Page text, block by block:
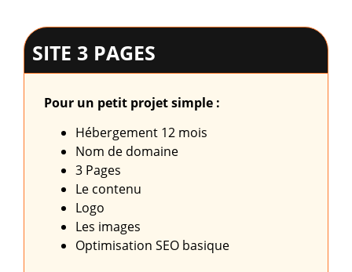
SITE 3 PAGES
Pour un petit projet simple :
Hébergement 12 mois
Nom de domaine
3 Pages
Le contenu
Logo
Les images
Optimisation SEO basique